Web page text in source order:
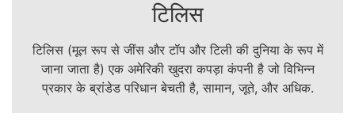
टिलिस
टिलिस (मूल रूप से जींस और टॉप और टिली की दुनिया के रूप में
जाना जाता है) एक अमेरिकी खुदरा कपड़ा कंपनी है जो विभिन्न
प्रकार के ब्रांडेड परिधान बेचती है, सामान, जूते, और अधिक.